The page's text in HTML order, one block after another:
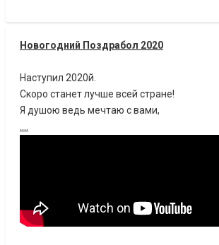
Новогодний Поздрабол 2020
Наступил 2020й.
Скоро станет лучше всей стране!
Я душою ведь мечтаю с вами,